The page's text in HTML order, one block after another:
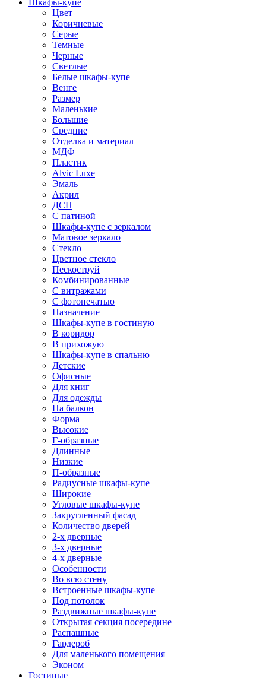
Шкафы-купе
Цвет
Коричневые
Серые
Темные
Черные
Светлые
Белые шкафы-купе
Венге
Размер
Маленькие
Большие
Средние
Отделка и материал
МДФ
Пластик
Alvic Luxe
Эмаль
Акрил
ДСП
С патиной
Шкафы-купе с зеркалом
Матовое зеркало
Стекло
Цветное стекло
Пескоструй
Комбинированные
С витражами
С фотопечатью
Назначение
Шкафы-купе в гостиную
В коридор
В прихожую
Шкафы-купе в спальню
Детские
Офисные
Для книг
Для одежды
На балкон
Форма
Высокие
Г-образные
Длинные
Низкие
П-образные
Радиусные шкафы-купе
Широкие
Угловые шкафы-купе
Закругленный фасад
Количество дверей
2-х дверные
3-х дверные
4-х дверные
Особенности
Во всю стену
Встроенные шкафы-купе
Под потолок
Раздвижные шкафы-купе
Открытая секция посередине
Распашные
Гардероб
Для маленького помещения
Эконом
Гостиные